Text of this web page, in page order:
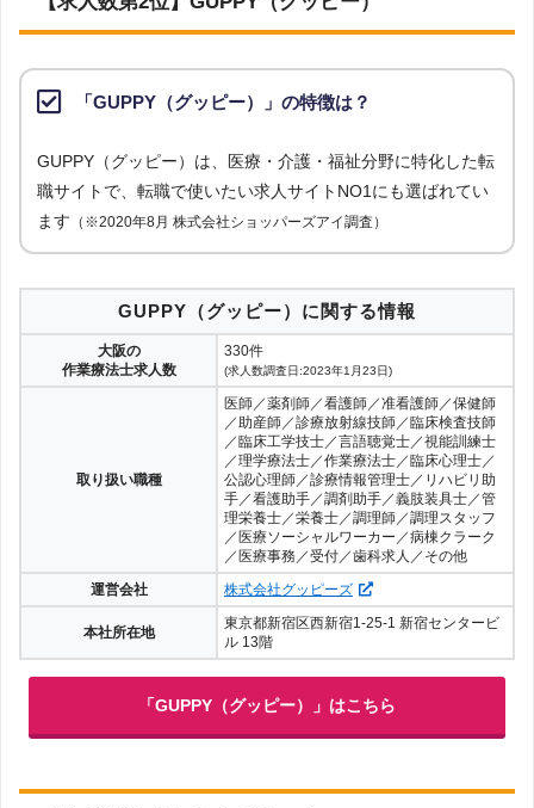
「GUPPY（グッピー）」の特徴は？
GUPPY（グッピー）は、医療・介護・福祉分野に特化した転
職サイトで、転職で使いたい求人サイトNO1にも選ばれてい
ます （※2020年8月 株式会社ショッパーズアイ調査）
GUPPY（グッピー）に関する情報
大阪の
作業療法士求人数
330件
(求人数調査日:2023年1月23日)
取り扱い職種
医師／薬剤師／看護師／准看護師／保健師
／助産師／診療放射線技師／臨床検査技師
／臨床工学技士／言語聴覚士／視能訓練士
／理学療法士／作業療法士／臨床心理士／
公認心理師／診療情報管理士／リハビリ助
手／看護助手／調剤助手／義肢装具士／管
理栄養士／栄養士／調理師／調理スタッフ
／医療ソーシャルワーカー／病棟クラーク
／医療事務／受付／歯科求人／その他
運営会社
株式会社グッピーズ
本社所在地
東京都新宿区西新宿1-25-1 新宿センタービ
ル 13階
「GUPPY（グッピー）」はこちら